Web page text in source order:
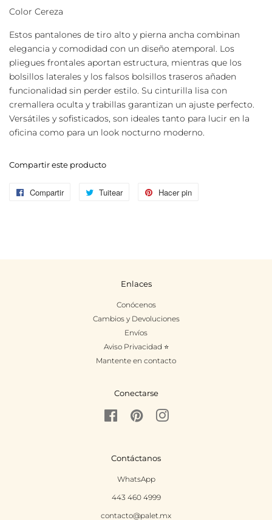
Color Cereza
Estos pantalones de tiro alto y pierna ancha combinan
elegancia y comodidad con un diseño atemporal. Los
pliegues frontales aportan estructura, mientras que los
bolsillos laterales y los falsos bolsillos traseros añaden
funcionalidad sin perder estilo. Su cinturilla lisa con
cremallera oculta y trabillas garantizan un ajuste perfecto.
Versátiles y sofisticados, son ideales tanto para lucir en la
oficina como para un look nocturno moderno.
Compartir este producto
Compartir
CompartirTuitear
Tuitear Hacer pin
Enlaces
Conócenos
Cambios y Devoluciones
Envíos
Aviso Privacidad ⭐
Mantente en contacto
Conectarse
FacebookPinterestInstagram
Contáctanos
WhatsApp
443 460 4999
contacto@palet.mx